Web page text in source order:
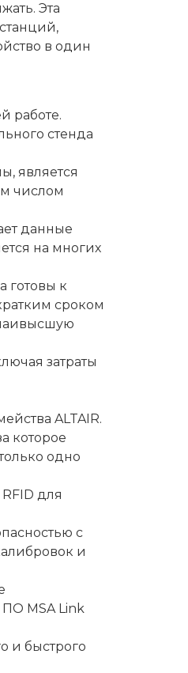
Эта
в один
работе.
стенда
является
числом
данные
на многих
готовы к
сроком
затраты
ALTAIR.
которое
одно
для
с
и
ПО MSA Link
и быстрого